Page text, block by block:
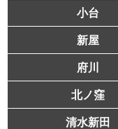
小台
新屋
府川
北ノ窪
清水新田